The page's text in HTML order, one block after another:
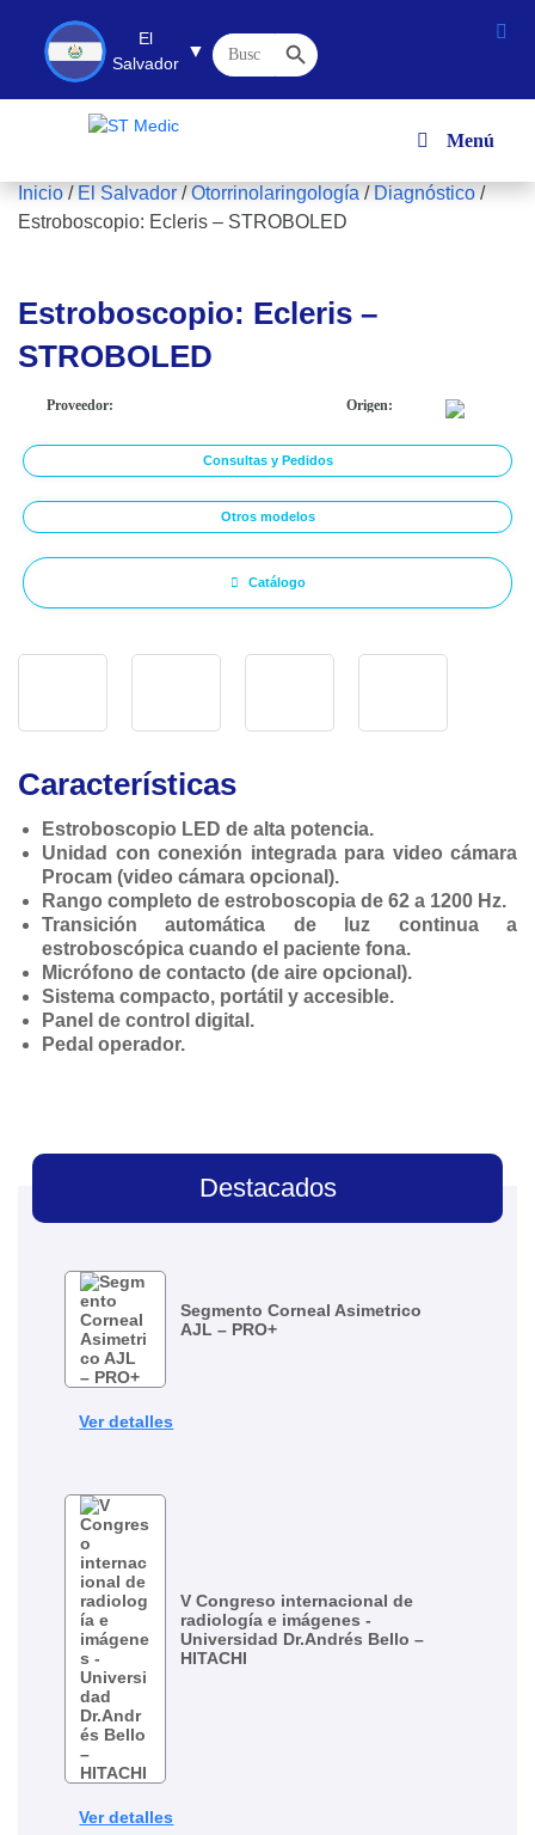
El
Salvador
▼
Buscar: Botón de búsqueda
Menú
Inicio / El Salvador/Otorrinolaringología / Diagnóstico /
Estroboscopio: Ecleris – STROBOLED
Estroboscopio: Ecleris –
STROBOLED
Proveedor: Origen:
Consultas y Pedidos
Otros modelos
Catálogo
Características
Estroboscopio LED de alta potencia.
Unidad con conexión integrada para video cámara
Procam (video cámara opcional).
Rango completo de estroboscopia de 62 a 1200 Hz.
Transición automática de luz continua a
estroboscópica cuando el paciente fona.
Micrófono de contacto (de aire opcional).
Sistema compacto, portátil y accesible.
Panel de control digital.
Pedal operador.
Destacados
Segmento Corneal Asimetrico
AJL – PRO+
Ver detalles
V Congreso internacional de
radiología e imágenes -
Universidad Dr.Andrés Bello –
HITACHI
Ver detalles